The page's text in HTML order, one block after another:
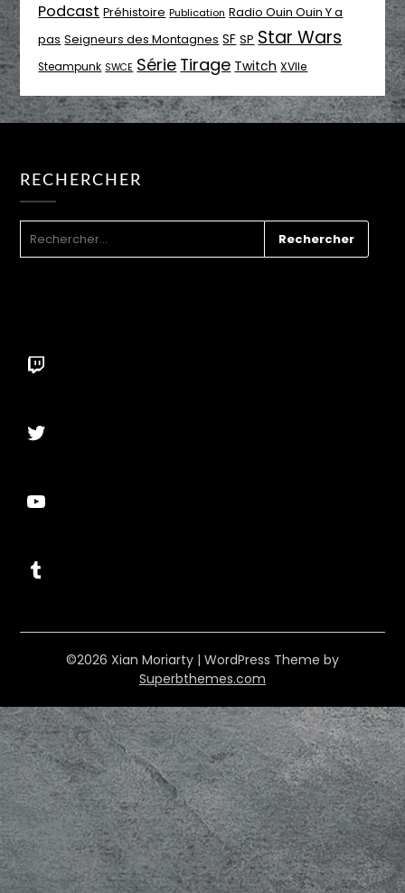
Podcast Préhistoire Publication Radio Ouin Ouin Y a
pas Seigneurs des Montagnes SF SP Star Wars
Steampunk SWCE Série Tirage Twitch XVIIe
RECHERCHER
Twitch
Twitter
YouTube
Tumblr
©2026 Xian Moriarty | WordPress Theme by
Superbthemes.com